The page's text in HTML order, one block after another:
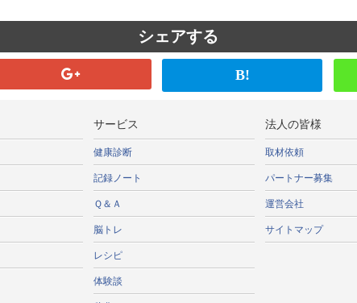
シェアする
B!
サービス
健康診断
記録ノート
Ｑ＆Ａ
脳トレ
レシピ
体験談
法人の皆様
取材依頼
パートナー募集
運営会社
サイトマップ